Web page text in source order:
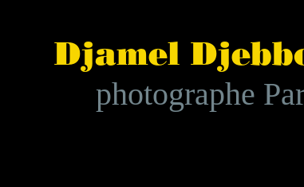
Djamel
photographe